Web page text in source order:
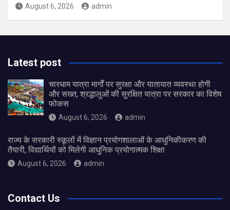
August 6, 2026 admin
Latest post
चारधाम यात्रा मार्गों पर सुरक्षा और यातायात व्यवस्था होगी
और सख्त, श्रद्धालुओं की सुरक्षित यात्रा पर सरकार का विशेष
फोकस
August 6, 2026 admin
राज्य के सरकारी स्कूलों में विज्ञान प्रयोगशालाओं के आधुनिकीकरण की
तैयारी, विद्यार्थियों को मिलेगी आधुनिक प्रयोगात्मक शिक्षा
August 6, 2026 admin
Contact Us